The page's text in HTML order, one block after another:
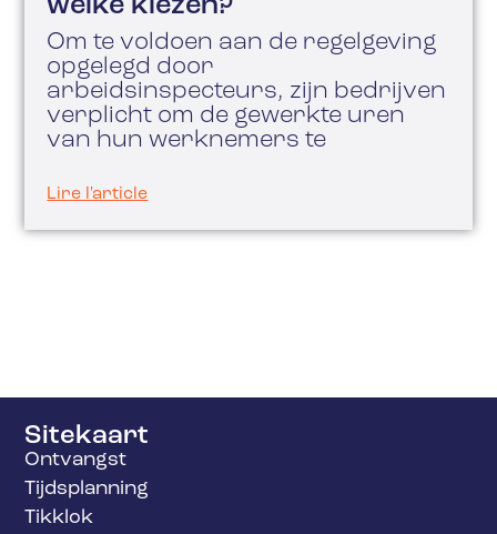
welke kiezen?
Om te voldoen aan de regelgeving
opgelegd door
arbeidsinspecteurs, zijn bedrijven
verplicht om de gewerkte uren
van hun werknemers te
Lire l'article
Sitekaart
Ontvangst
Tijdsplanning
Tikklok